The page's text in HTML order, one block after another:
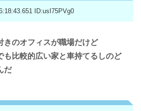
ID:usI75PVg0
きのオフィスが職場だけど
も比較的広い家と車持てるしのど
だ